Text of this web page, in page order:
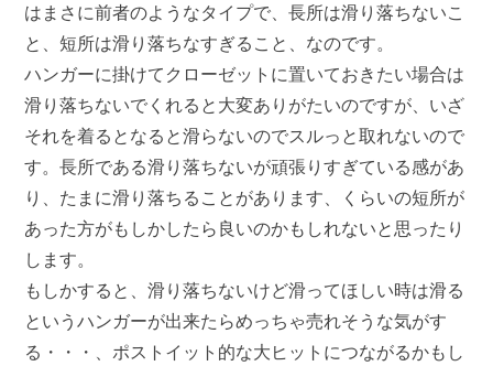
はまさに前者のようなタイプで、長所は滑り落ちないこ
と、短所は滑り落ちなすぎること、なのです。
ハンガーに掛けてクローゼットに置いておきたい場合は
滑り落ちないでくれると大変ありがたいのですが、いざ
それを着るとなると滑らないのでスルっと取れないので
す。長所である滑り落ちないが頑張りすぎている感があ
り、たまに滑り落ちることがあります、くらいの短所が
あった方がもしかしたら良いのかもしれないと思ったり
します。
もしかすると、滑り落ちないけど滑ってほしい時は滑る
というハンガーが出来たらめっちゃ売れそうな気がす
る・・・、ポストイット的な大ヒットにつながるかもし